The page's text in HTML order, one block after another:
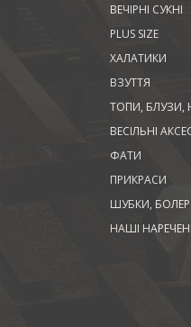
ВЕЧІРНІ СУКНІ
PLUS SIZE
ХАЛАТИКИ
ВЗУТТЯ
ТОПИ, БЛУЗИ,
ВЕСІЛЬНІ
ФАТИ
ПРИКРАСИ
ШУБКИ,
НАШІ НАРЕЧЕНІ